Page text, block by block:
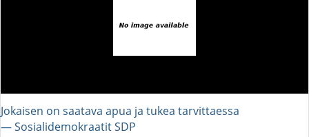
Jokaisen on saatava apua ja tukea tarvittaessa
― Sosialidemokraatit SDP